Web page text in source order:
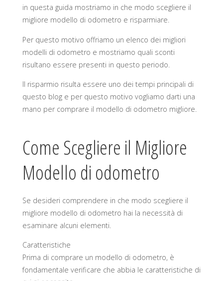
in questa guida mostriamo in che modo scegliere il
migliore modello di odometro e risparmiare.
Per questo motivo offriamo un elenco dei migliori
modelli di odometro e mostriamo quali sconti
risultano essere presenti in questo periodo.
Il risparmio risulta essere uno dei tempi principali di
questo blog e per questo motivo vogliamo darti una
mano per comprare il modello di odometro migliore.
Come Scegliere il Migliore
Modello di odometro
Se desideri comprendere in che modo scegliere il
migliore modello di odometro hai la necessità di
esaminare alcuni elementi.
Caratteristiche
Prima di comprare un modello di odometro, è
fondamentale verificare che abbia le caratteristiche di